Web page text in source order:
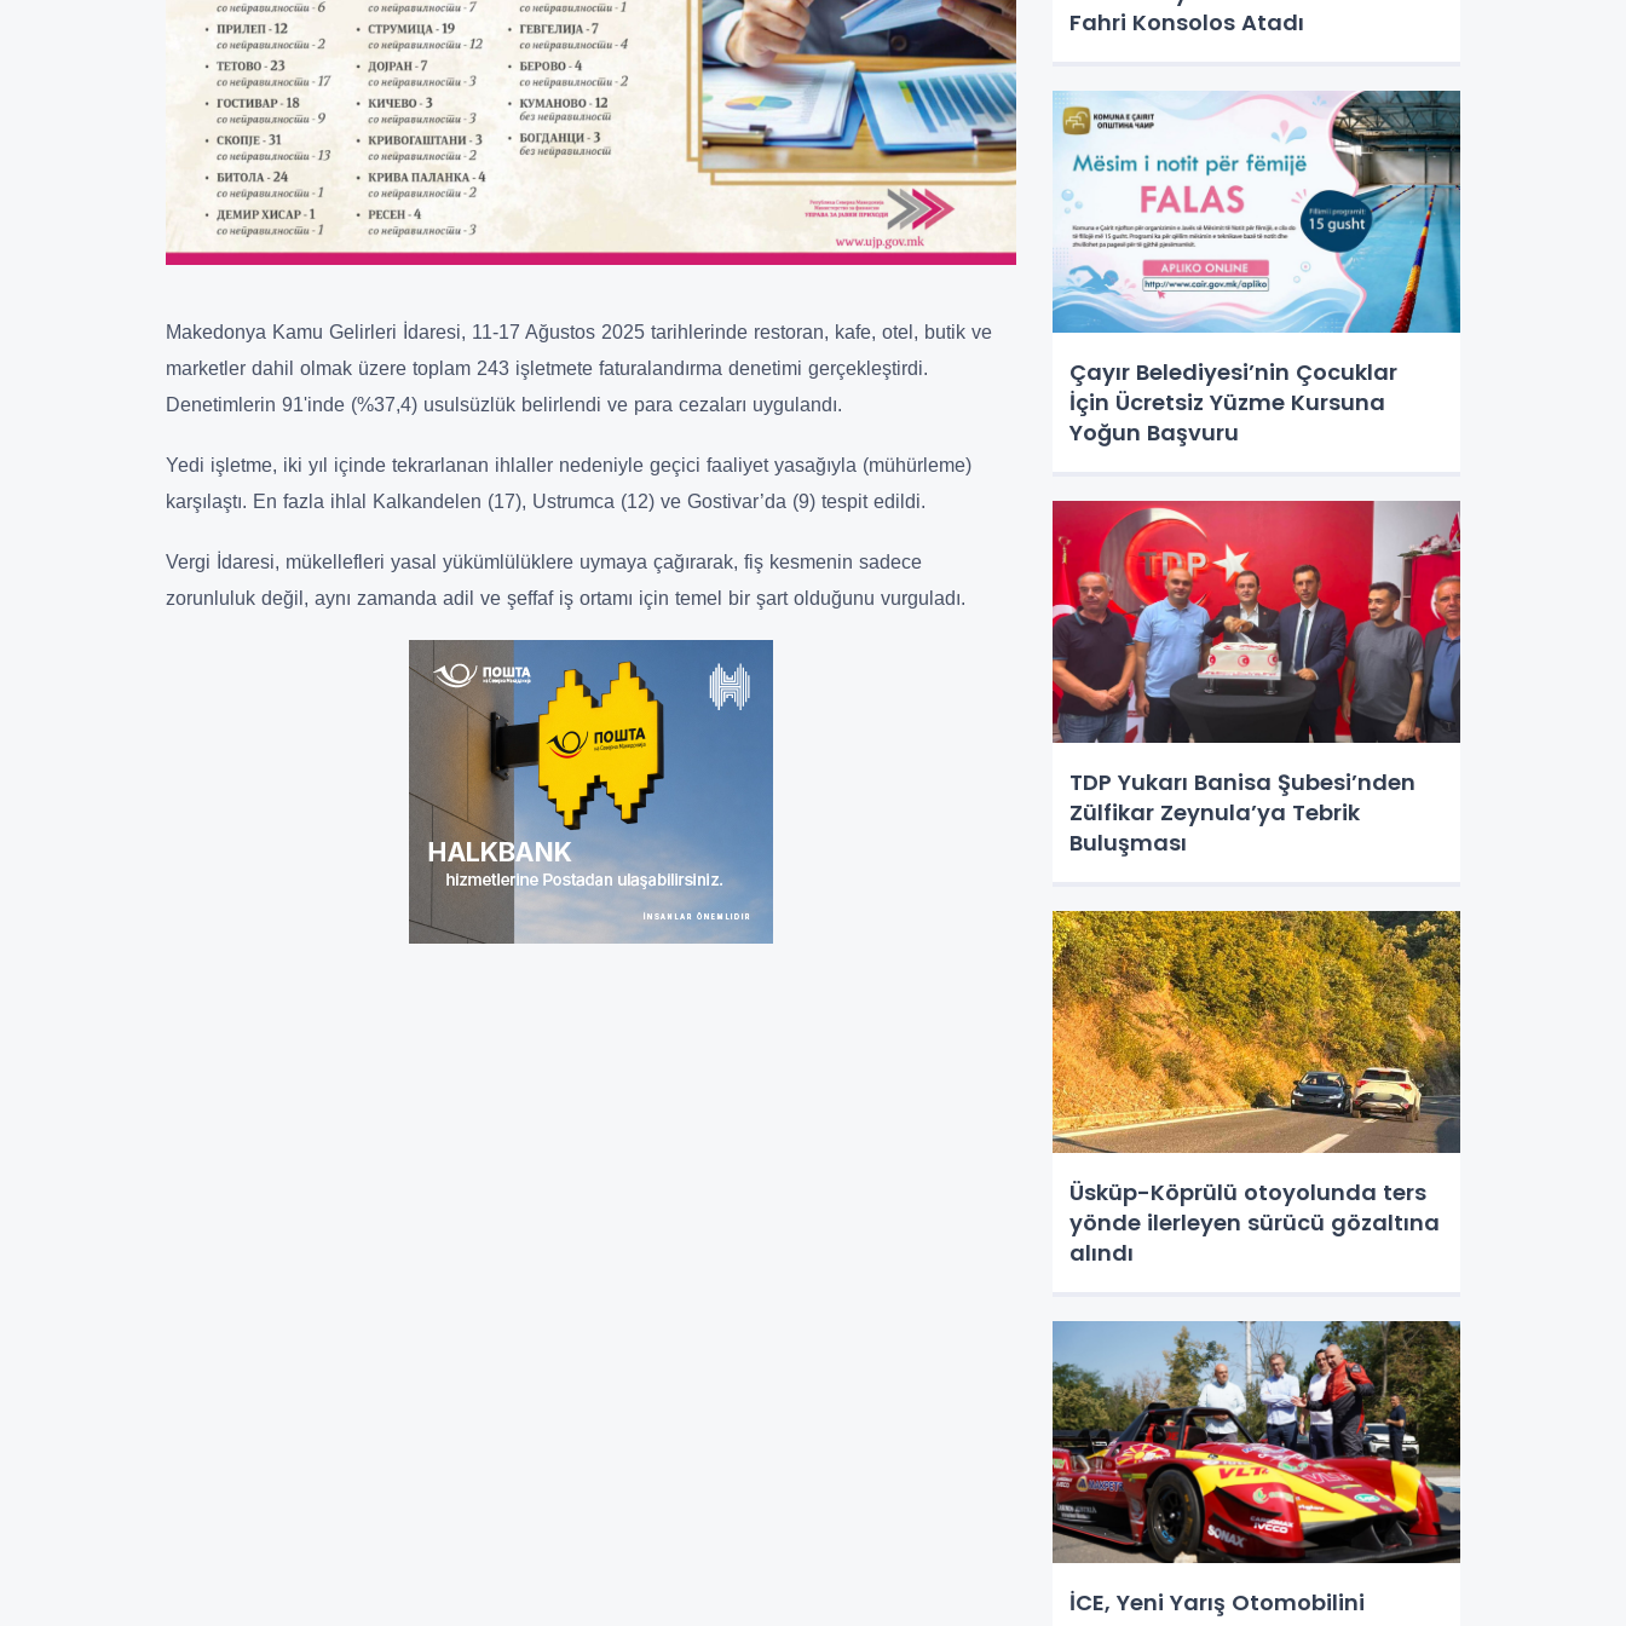
Makedonya Kamu Gelirleri İdaresi, 11-17 Ağustos 2025 tarihlerinde restoran, kafe, otel, butik ve
marketler dahil olmak üzere toplam 243 işletmete faturalandırma denetimi gerçekleştirdi.
Denetimlerin 91'inde (%37,4) usulsüzlük belirlendi ve para cezaları uygulandı.
Yedi işletme, iki yıl içinde tekrarlanan ihlaller nedeniyle geçici faaliyet yasağıyla (mühürleme)
karşılaştı. En fazla ihlal Kalkandelen (17), Ustrumca (12) ve Gostivar’da (9) tespit edildi.
Vergi İdaresi, mükellefleri yasal yükümlülüklere uymaya çağırarak, fiş kesmenin sadece
zorunluluk değil, aynı zamanda adil ve şeffaf iş ortamı için temel bir şart olduğunu vurguladı.
Fahri Konsolos Atadı
Çayır Belediyesi’nin Çocuklar
İçin Ücretsiz Yüzme Kursuna
Yoğun Başvuru
TDP Yukarı Banisa Şubesi’nden
Zülfikar Zeynula’ya Tebrik
Buluşması
Üsküp-Köprülü otoyolunda ters
yönde ilerleyen sürücü gözaltına
alındı
İCE, Yeni Yarış Otomobilini